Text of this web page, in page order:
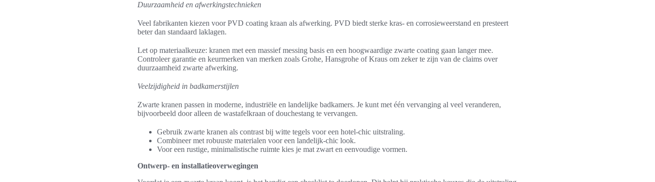
Duurzaamheid en afwerkingstechnieken
Veel fabrikanten kiezen voor PVD coating kraan als afwerking. PVD biedt sterke kras- en corrosieweerstand en presteert
beter dan standaard laklagen.
Let op materiaalkeuze: kranen met een massief messing basis en een hoogwaardige zwarte coating gaan langer mee.
Controleer garantie en keurmerken van merken zoals Grohe, Hansgrohe of Kraus om zeker te zijn van de claims over
duurzaamheid zwarte afwerking.
Veelzijdigheid in badkamerstijlen
Zwarte kranen passen in moderne, industriële en landelijke badkamers. Je kunt met één vervanging al veel veranderen,
bijvoorbeeld door alleen de wastafelkraan of douchestang te vervangen.
Gebruik zwarte kranen als contrast bij witte tegels voor een hotel-chic uitstraling.
Combineer met robuuste materialen voor een landelijk-chic look.
Voor een rustige, minimalistische ruimte kies je mat zwart en eenvoudige vormen.
Ontwerp- en installatieoverwegingen